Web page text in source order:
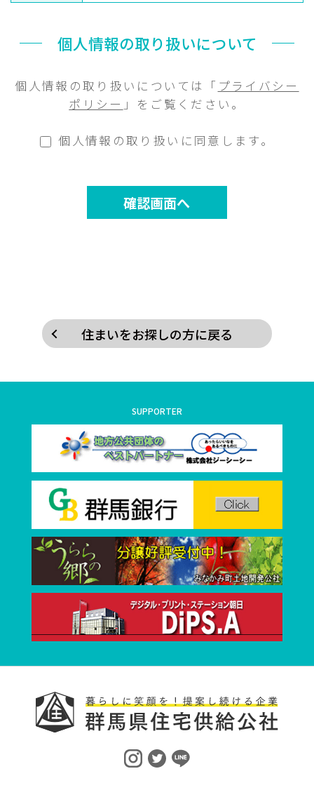
個人情報の取り扱いについて
個人情報の取り扱いについては「 プライバシー
ポリシー 」をご覧ください。
個人情報の取り扱いに同意します。
住まいをお探しの方に戻る
SUPPORTER